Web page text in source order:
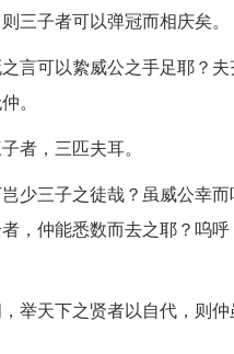
三子者可以弹冠而相庆矣。
言可以絷威公之手足耶？
。
者，三匹夫耳。
少三子之徒哉？虽威公幸
，仲能悉数而去之耶？呜
举天下之贤者以自代，则